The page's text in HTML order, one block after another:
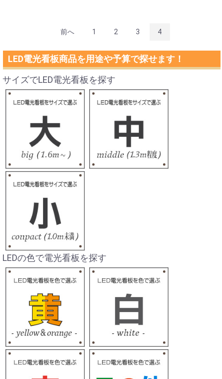
前へ 1 2 3 4
LED電光看板商品を用途や予算で探せます！
サイズでLED電光看板を探す
LEDの色で電光看板を探す